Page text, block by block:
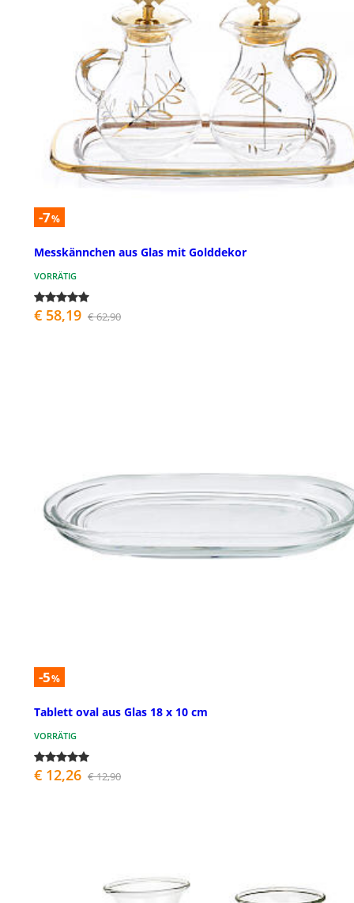
-7%
Messkännchen aus Glas mit Golddekor
VORRÄTIG
€ 58,19 € 62,90
-5%
Tablett oval aus Glas 18 x 10 cm
VORRÄTIG
€ 12,26 € 12,90